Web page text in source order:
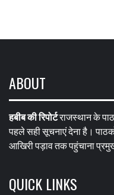
ABOUT
हबीब की रिपोर्टराजस्थान के
पहले सही सूचनाएं देना है।
आखिरी पड़ाव तक पहुंचाना
QUICK LINKS